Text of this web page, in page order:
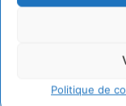
Politique de